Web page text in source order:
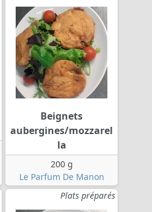
Beignets
aubergines/mozzarel
la
200 g
Le Parfum De Manon
Plats préparés